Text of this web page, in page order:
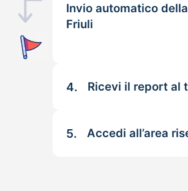
Invio automatico
Friuli
4. Ricevi il report al
5. Accedi all’area